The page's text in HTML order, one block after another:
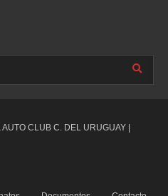
CLUB C. DEL URUGUAY |